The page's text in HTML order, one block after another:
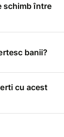
schimb între
banii?
cu acest